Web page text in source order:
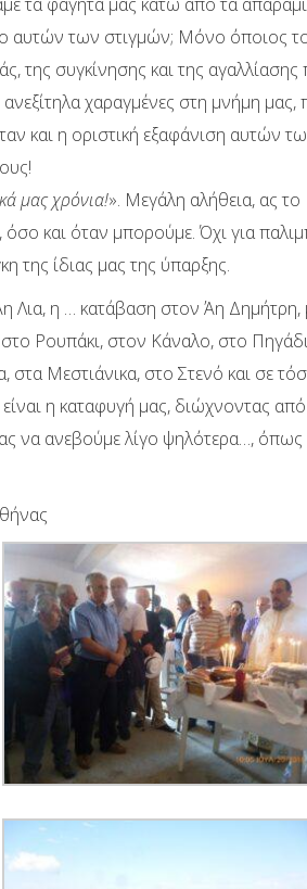
αυτών των στιγμών; Μόνο όποιος το
της συγκίνησης και της αγαλλίασης
ανεξίτηλα χαραγμένες στη μνήμη
και η οριστική εξαφάνιση αυτών
μας χρόνια!». Μεγάλη αλήθεια, ας το
και όταν μπορούμε. Όχι για
της ίδιας μας της ύπαρξης.
Λια, η … κατάβαση στον Άη Δημήτρη,
Ρουπάκι, στον Κάναλο, στο
στα Μεστιάνικα, στο Στενό και σε
η καταφυγή μας, διώχνοντας
να ανεβούμε λίγο ψηλότερα…, όπως